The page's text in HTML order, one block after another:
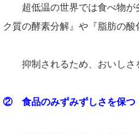
超低温の世界では食べ物が
ク質の酵素分解』や『脂肪の
抑制されるため、おいしさ
② 食品のみずみずしさを保つ